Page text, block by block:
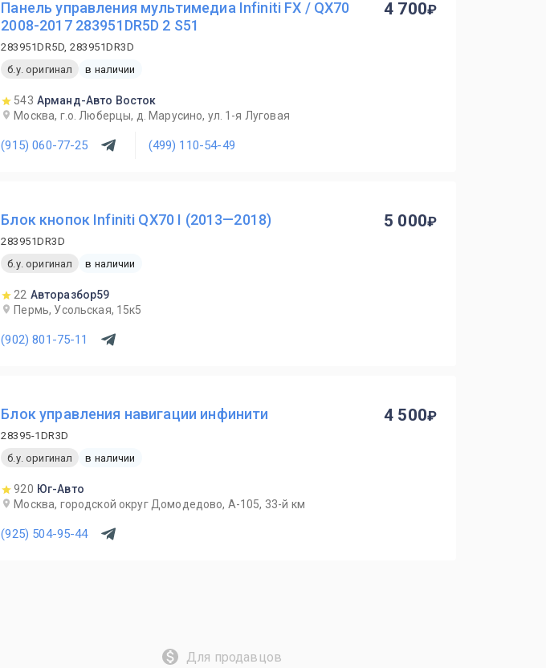
Панель управления мультимедиа Infiniti FX / QX70
2008-2017 283951DR5D 2 S51
283951DR5D, 283951DR3D
б.у. оригинал
в наличии
543 Арманд-Авто Восток
Москва, г.о. Люберцы, д. Марусино, ул. 1-я Луговая
(915) 060-77-25 (499) 110-54-49
4 700
Блок кнопок Infiniti QX70 I (2013—2018)
283951DR3D
б.у. оригинал
в наличии
22 Авторазбор59
Пермь, Усольская, 15к5
(902) 801-75-11
5 000
Блок управления навигации инфинити
28395-1DR3D
б.у. оригинал
в наличии
920 Юг-Авто
Москва, городской округ Домодедово, А-105, 33-й км
(925) 504-95-44
4 500
Для продавцов